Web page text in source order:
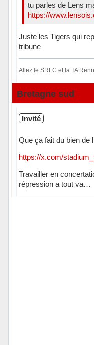
tu parles de Lens
https://
Juste les Tigers qui
tribune
Allez le SRFC et la TA
Hors ligne
Bretagne sud
Invité
Que ça fait du bien
https://x.com/
Travailler en
répression a tout va…